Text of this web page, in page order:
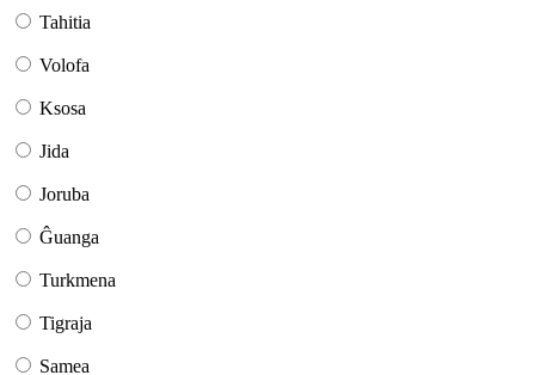
Tahitia
Volofa
Ksosa
Jida
Joruba
Ĝuanga
Turkmena
Tigraja
Samea